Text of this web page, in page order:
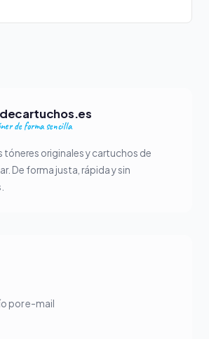
de forma sencilla
originales y cartuchos de
De forma justa, rápida y sin
por e-mail